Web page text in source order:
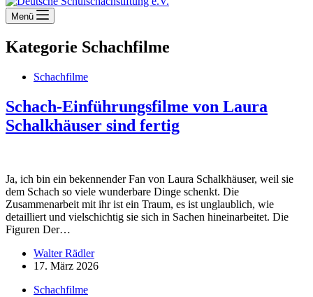
Menü
Kategorie Schachfilme
Schachfilme
Schach-Einführungsfilme von Laura
Schalkhäuser sind fertig
Ja, ich bin ein bekennender Fan von Laura Schalkhäuser, weil sie
dem Schach so viele wunderbare Dinge schenkt. Die
Zusammenarbeit mit ihr ist ein Traum, es ist unglaublich, wie
detailliert und vielschichtig sie sich in Sachen hineinarbeitet. Die
Figuren Der…
Walter Rädler
17. März 2026
Schachfilme